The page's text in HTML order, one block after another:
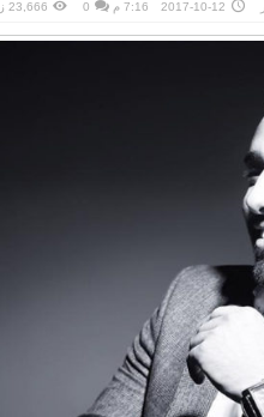
2017-10-12 7:16 م 0 23,666 زيارة